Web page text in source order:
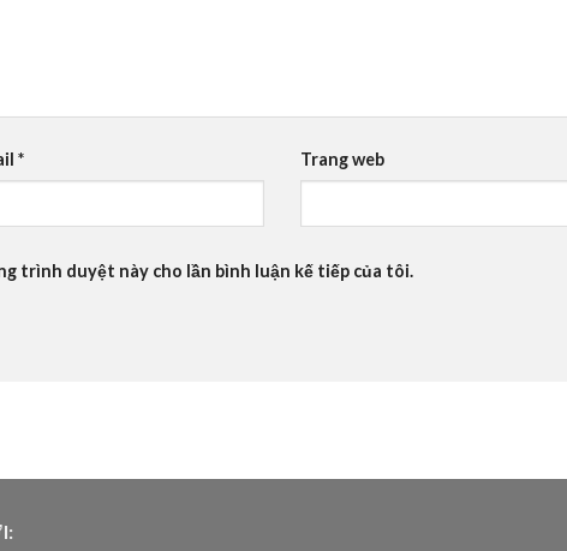
* Trang web
trình duyệt này cho lần bình luận kế tiếp của tôi.